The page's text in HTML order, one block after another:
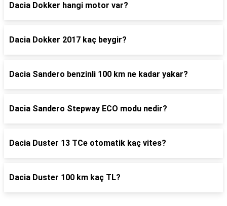
Dacia Dokker hangi motor var?
Dacia Dokker 2017 kaç beygir?
Dacia Sandero benzinli 100 km ne kadar yakar?
Dacia Sandero Stepway ECO modu nedir?
Dacia Duster 13 TCe otomatik kaç vites?
Dacia Duster 100 km kaç TL?